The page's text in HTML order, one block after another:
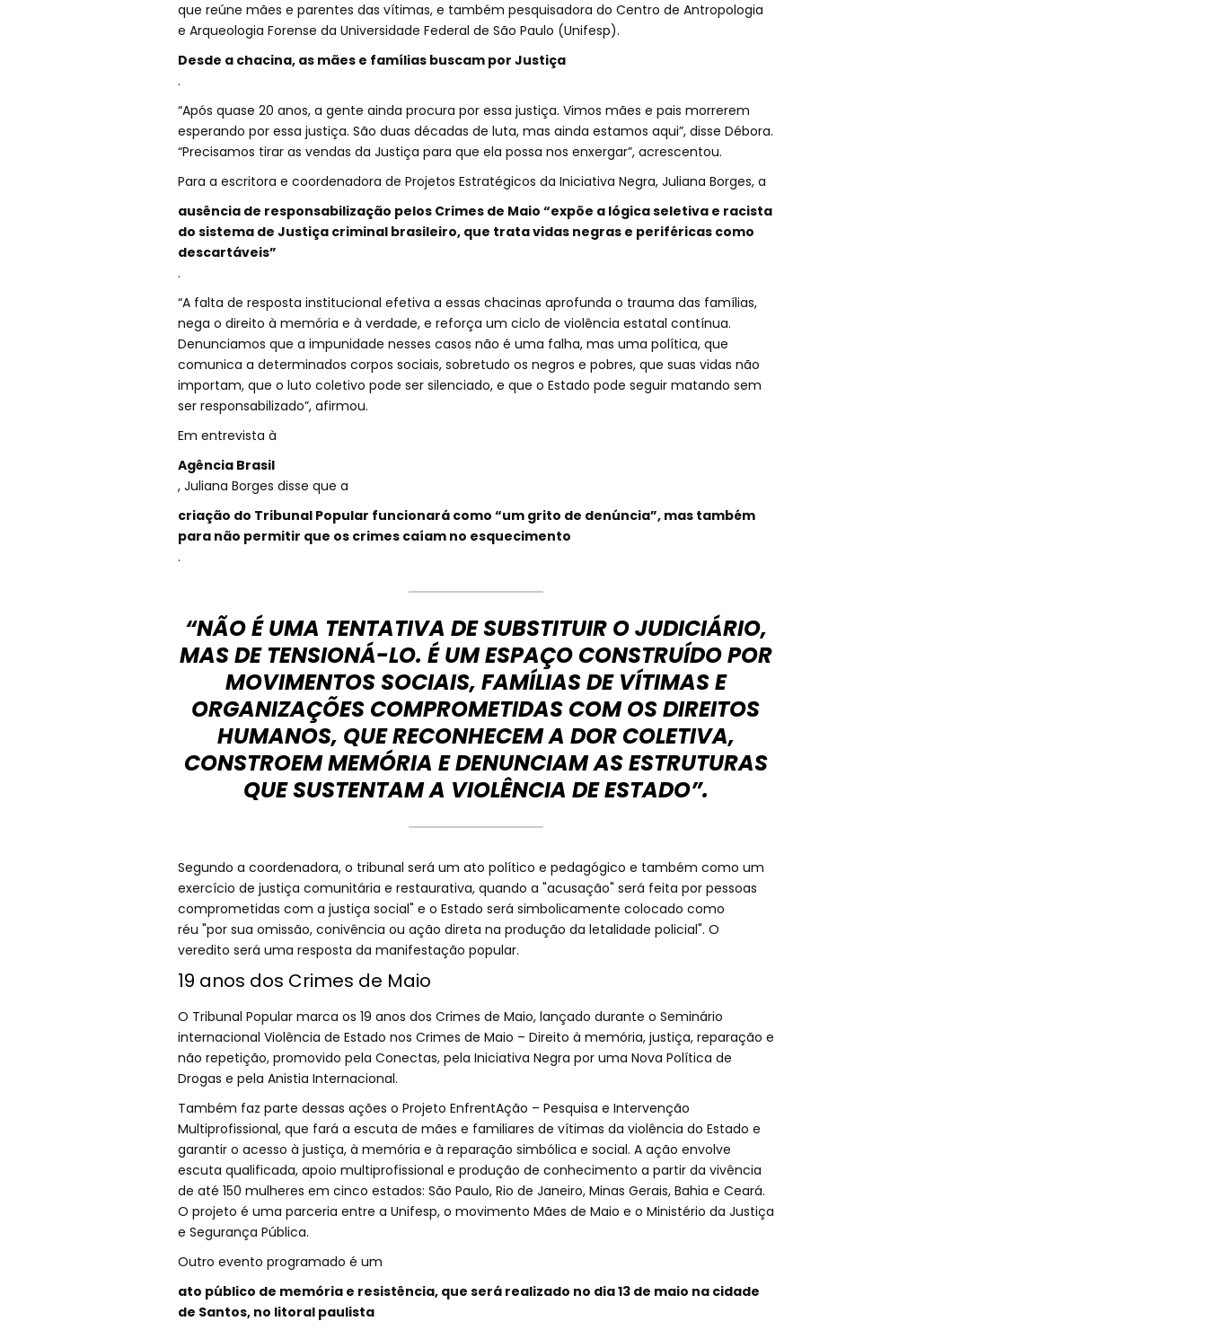
que reúne mães e parentes das vítimas, e também pesquisadora do Centro de Antropologia
e Arqueologia Forense da Universidade Federal de São Paulo (Unifesp).
Desde a chacina, as mães e famílias buscam por Justiça
.
“Após quase 20 anos, a gente ainda procura por essa justiça. Vimos mães e pais morrerem
esperando por essa justiça. São duas décadas de luta, mas ainda estamos aqui”, disse Débora.
“Precisamos tirar as vendas da Justiça para que ela possa nos enxergar”, acrescentou.
Para a escritora e coordenadora de Projetos Estratégicos da Iniciativa Negra, Juliana Borges, a
ausência de responsabilização pelos Crimes de Maio “expõe a lógica seletiva e racista
do sistema de Justiça criminal brasileiro, que trata vidas negras e periféricas como
descartáveis”
.
“A falta de resposta institucional efetiva a essas chacinas aprofunda o trauma das famílias,
nega o direito à memória e à verdade, e reforça um ciclo de violência estatal contínua.
Denunciamos que a impunidade nesses casos não é uma falha, mas uma política, que
comunica a determinados corpos sociais, sobretudo os negros e pobres, que suas vidas não
importam, que o luto coletivo pode ser silenciado, e que o Estado pode seguir matando sem
ser responsabilizado”, afirmou.
Em entrevista à
Agência Brasil
, Juliana Borges disse que a
criação do Tribunal Popular funcionará como “um grito de denúncia”, mas também
para não permitir que os crimes caíam no esquecimento
.
“NÃO É UMA TENTATIVA DE SUBSTITUIR O JUDICIÁRIO,
MAS DE TENSIONÁ-LO. É UM ESPAÇO CONSTRUÍDO POR
MOVIMENTOS SOCIAIS, FAMÍLIAS DE VÍTIMAS E
ORGANIZAÇÕES COMPROMETIDAS COM OS DIREITOS
HUMANOS, QUE RECONHECEM A DOR COLETIVA,
CONSTROEM MEMÓRIA E DENUNCIAM AS ESTRUTURAS
QUE SUSTENTAM A VIOLÊNCIA DE ESTADO”.
Segundo a coordenadora, o tribunal será um ato político e pedagógico e também como um
exercício de justiça comunitária e restaurativa, quando a "acusação" será feita por pessoas
comprometidas com a justiça social" e o Estado será simbolicamente colocado como
réu "por sua omissão, conivência ou ação direta na produção da letalidade policial". O
veredito será uma resposta da manifestação popular.
19 anos dos Crimes de Maio
O Tribunal Popular marca os 19 anos dos Crimes de Maio, lançado durante o Seminário
internacional Violência de Estado nos Crimes de Maio – Direito à memória, justiça, reparação e
não repetição, promovido pela Conectas, pela Iniciativa Negra por uma Nova Política de
Drogas e pela Anistia Internacional.
Também faz parte dessas ações o Projeto EnfrentAção – Pesquisa e Intervenção
Multiprofissional, que fará a escuta de mães e familiares de vítimas da violência do Estado e
garantir o acesso à justiça, à memória e à reparação simbólica e social. A ação envolve
escuta qualificada, apoio multiprofissional e produção de conhecimento a partir da vivência
de até 150 mulheres em cinco estados: São Paulo, Rio de Janeiro, Minas Gerais, Bahia e Ceará.
O projeto é uma parceria entre a Unifesp, o movimento Mães de Maio e o Ministério da Justiça
e Segurança Pública.
Outro evento programado é um
ato público de memória e resistência, que será realizado no dia 13 de maio na cidade
de Santos, no litoral paulista